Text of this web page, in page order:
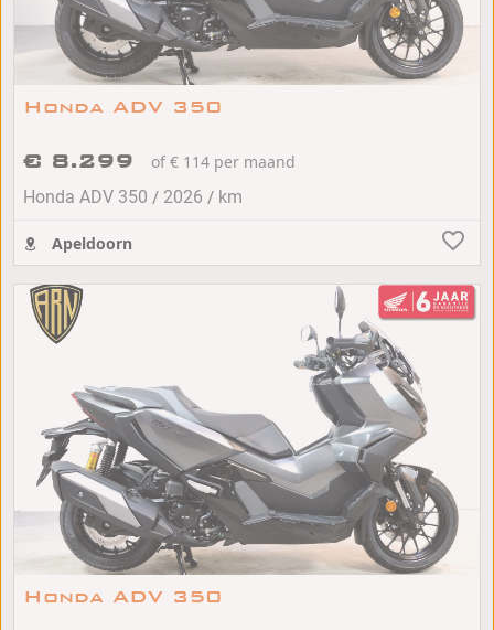
Honda ADV 350
€ 8.299
of € 114 per maand
Honda ADV 350 / 2026 / km
Apeldoorn
Honda ADV 350